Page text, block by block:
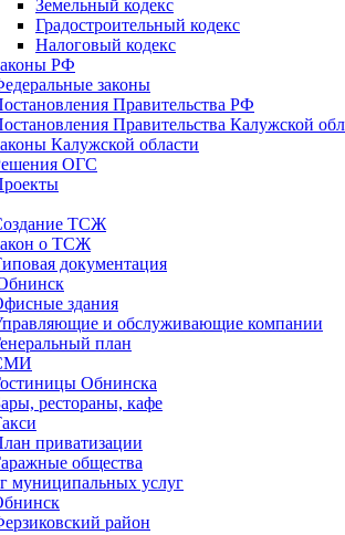
Земельный кодекс
Градостроительный кодекс
Налоговый кодекс
РФ
законы
Правительства РФ
Правительства Калужской
Калужской области
ОГС
ТСЖ
о ТСЖ
документация
здания
и обслуживающие компании
план
Обнинска
рестораны, кафе
приватизации
общества
муниципальных услуг
район